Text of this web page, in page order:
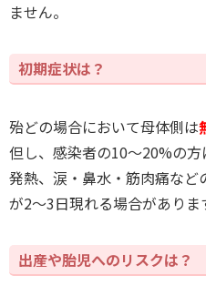
ません。
初期症状は？
殆どの場合において母体側は
但し、感染者の10～20%の方
発熱、涙・鼻水・筋肉痛など
が2～3日現れる場合がありま
出産や胎児へのリスクは？